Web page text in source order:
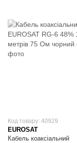
Код товару: 40929
EUROSAT
Кабель коаксіальний